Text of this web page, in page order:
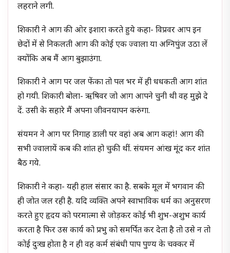
लहराने लगी.
शिकारी ने आग की ओर इशारा करते हुये कहा- विप्रवर आप इन
छेदों में से निकलती आग की कोई एक ज्वाला या अग्निपुंज उठा लें
क्योंकि अब मैं आग बुझाउंगा.
शिकारी ने आग पर जल फेंका तो पल भर में ही धधकती आग शांत
हो गयी. शिकारी बोला- ऋषिवर जो आग आपने चुनी थी वह मुझे दे
दें. उसी के सहारे मैं अपना जीवनयापन करुंगा.
संयमन ने आग पर निगाह डाली पर वहां अब आग कहां! आग की
सभी ज्वालायें कब की शांत हो चुकी थीं. संयमन आंख मूंद कर शांत
बैठ गये.
शिकारी ने कहा- यही हाल संसार का है. सबके मूल में भगवान की
ही जोत जल रही है. यदि व्यक्ति अपने स्वाभाविक धर्म का अनुसरण
करते हुए हृदय को परमात्मा से जोड़कर कोई भी शुभ-अशुभ कार्य
करता है फिर उस कार्य को प्रभु को समर्पित कर देता है तो उसे न तो
कोई दुःख होता है न ही वह कर्म संबंधी पाप पुण्य के चक्कर में